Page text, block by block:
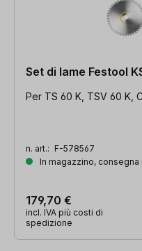
Set di lame Festool
Per TS 60 K, TSV 60 K,
n. art.: F-578567
In magazzino, consegna
179,70 €
incl. IVA più costi di
spedizione